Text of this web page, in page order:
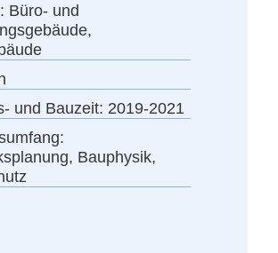
Büro- und
und Bauzeit: 2019-2021
Bauphysik,